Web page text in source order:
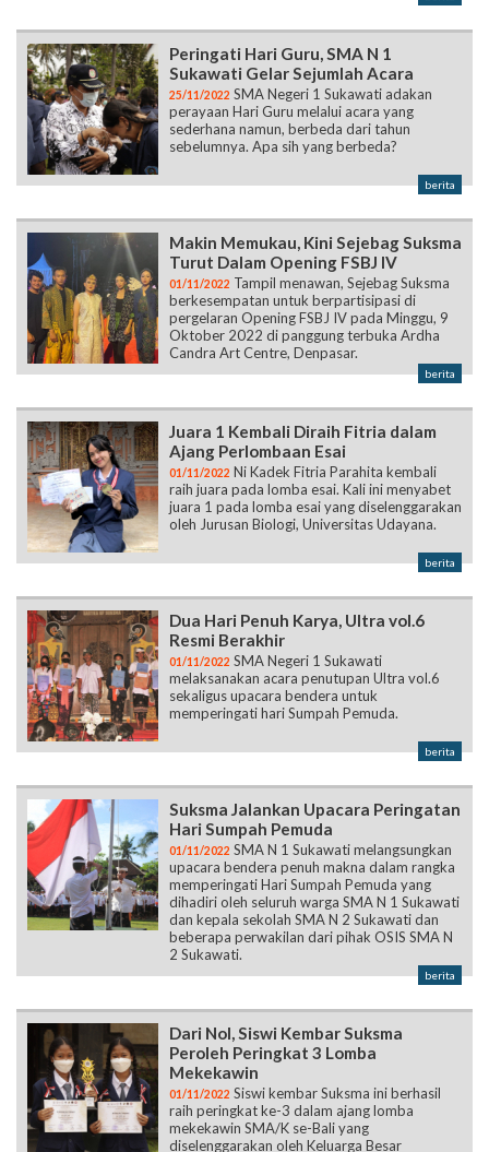
Peringati Hari Guru, SMA N 1
Sukawati Gelar Sejumlah Acara
25/11/2022 SMA Negeri 1 Sukawati adakan
perayaan Hari Guru melalui acara yang
sederhana namun, berbeda dari tahun
sebelumnya. Apa sih yang berbeda?
berita
Makin Memukau, Kini Sejebag Suksma
Turut Dalam Opening FSBJ IV
01/11/2022 Tampil menawan, Sejebag Suksma
berkesempatan untuk berpartisipasi di
pergelaran Opening FSBJ IV pada Minggu, 9
Oktober 2022 di panggung terbuka Ardha
Candra Art Centre, Denpasar.
berita
Juara 1 Kembali Diraih Fitria dalam
Ajang Perlombaan Esai
01/11/2022 Ni Kadek Fitria Parahita kembali
raih juara pada lomba esai. Kali ini menyabet
juara 1 pada lomba esai yang diselenggarakan
oleh Jurusan Biologi, Universitas Udayana.
berita
Dua Hari Penuh Karya, Ultra vol.6
Resmi Berakhir
01/11/2022 SMA Negeri 1 Sukawati
melaksanakan acara penutupan Ultra vol.6
sekaligus upacara bendera untuk
memperingati hari Sumpah Pemuda.
berita
Suksma Jalankan Upacara Peringatan
Hari Sumpah Pemuda
01/11/2022 SMA N 1 Sukawati melangsungkan
upacara bendera penuh makna dalam rangka
memperingati Hari Sumpah Pemuda yang
dihadiri oleh seluruh warga SMA N 1 Sukawati
dan kepala sekolah SMA N 2 Sukawati dan
beberapa perwakilan dari pihak OSIS SMA N
2 Sukawati.
berita
Dari Nol, Siswi Kembar Suksma
Peroleh Peringkat 3 Lomba
Mekekawin
01/11/2022 Siswi kembar Suksma ini berhasil
raih peringkat ke-3 dalam ajang lomba
mekekawin SMA/K se-Bali yang
diselenggarakan oleh Keluarga Besar